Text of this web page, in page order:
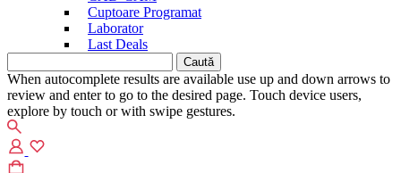
Cuptoare Programat
Laborator
Last Deals
după:
When autocomplete results are available use up and down arrows to
review and enter to go to the desired page. Touch device users,
explore by touch or with swipe gestures.